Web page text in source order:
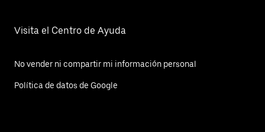
Visita el Centro de Ayuda
No vender ni compartir mi información personal
Política de datos de Google